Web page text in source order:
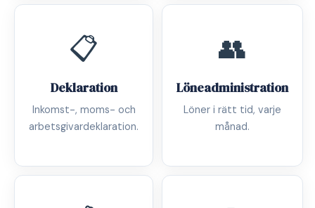
📋
Deklaration
Inkomst-, moms- och
arbetsgivardeklaration.
👥
Löneadministration
Löner i rätt tid, varje
månad.